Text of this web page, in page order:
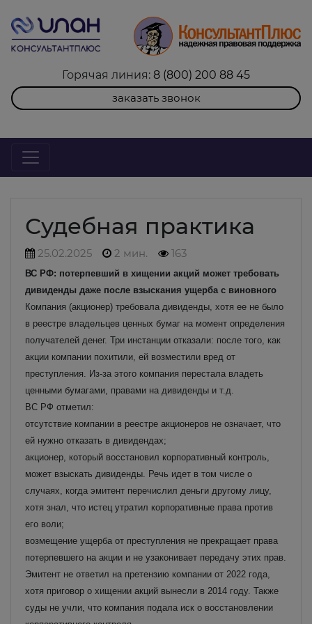
Горячая линия: 8 (800) 200 88 45
заказать звонок
Судебная практика
25.02.2025 2 мин. 163
ВС РФ: потерпевший в хищении акций может требовать
дивиденды даже после взыскания ущерба с виновного
Компания (акционер) требовала дивиденды, хотя ее не было
в реестре владельцев ценных бумаг на момент определения
получателей денег. Три инстанции отказали: после того, как
акции компании похитили, ей возместили вред от
преступления. Из-за этого компания перестала владеть
ценными бумагами, правами на дивиденды и т.д.
ВС РФ отметил:
отсутствие компании в реестре акционеров не означает, что
ей нужно отказать в дивидендах;
акционер, который восстановил корпоративный контроль,
может взыскать дивиденды. Речь идет в том числе о
случаях, когда эмитент перечислил деньги другому лицу,
хотя знал, что истец утратил корпоративные права против
его воли;
возмещение ущерба от преступления не прекращает права
потерпевшего на акции и не узаконивает передачу этих прав.
Эмитент не ответил на претензию компании от 2022 года,
хотя приговор о хищении акций вынесли в 2014 году. Также
суды не учли, что компания подала иск о восстановлении